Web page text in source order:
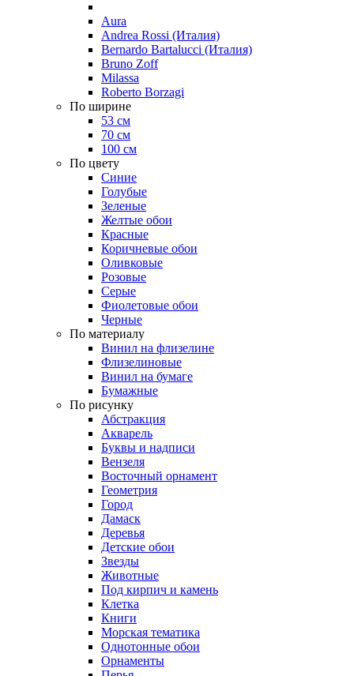
Aura
Andrea Rossi (Италия)
Bernardo Bartalucci (Италия)
Bruno Zoff
Milassa
Roberto Borzagi
По ширине
53 см
70 см
100 см
По цвету
Синие
Голубые
Зеленые
Желтые обои
Красные
Коричневые обои
Оливковые
Розовые
Серые
Фиолетовые обои
Черные
По материалу
Винил на флизелине
Флизелиновые
Винил на бумаге
Бумажные
По рисунку
Абстракция
Акварель
Буквы и надписи
Вензеля
Восточный орнамент
Геометрия
Город
Дамаск
Деревья
Детские обои
Звезды
Животные
Под кирпич и камень
Клетка
Книги
Морская тематика
Однотонные обои
Орнаменты